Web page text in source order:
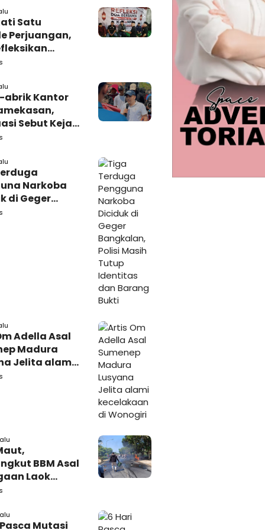
Satu
Perjuangan,
untuk
abrik Kantor
Sebut Kejari
Narkoba
di Geger
Polisi
Adella Asal
Madura
Jelita alami
di
BBM Asal
Laok
Mutasi